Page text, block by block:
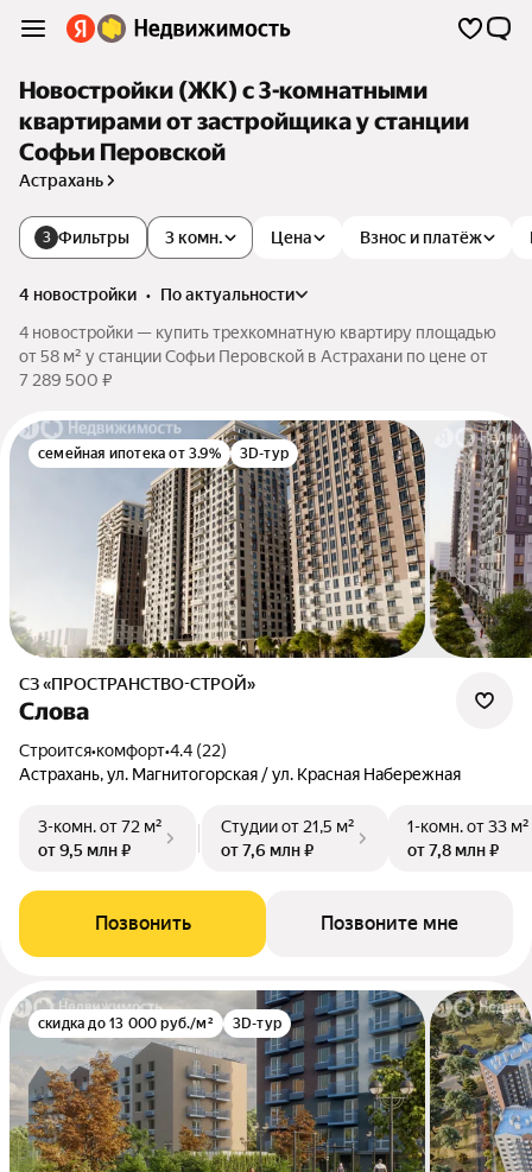
Новостройки (ЖК) с 3-комнатными
квартирами от застройщика у станции
Софьи Перовской
Астрахань
3 Фильтры Цена Взнос и платёж
3 комн.
4 новостройки •
по актуальности
4 новостройки — купить трехкомнатную квартиру площадью
от 58 м² у станции Софьи Перовской в Астрахани по цене от
7 289 500 ₽
семейная ипотека от 3.9% 3D-тур
СЗ «ПРОСТРАНСТВО-СТРОЙ»
Слова
Строится•комфорт•4.4 (22)
Астрахань, ул. Магнитогорская / ул. Красная Набережная
3-комн.от 72 м²
от 9,5 млн ₽
Студииот 21,5 м²
от 7,6 млн ₽
1-комн.от 33 м²
от 7,8 млн ₽
Позвонить Позвоните мне
скидка до 13 000 руб./м² 3D-тур